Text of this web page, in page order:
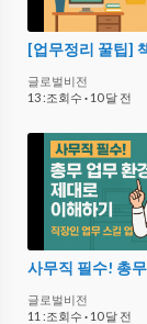
글로벌비전
13 :조회수 · 10 달 전
글로벌비전
11 :조회수 · 10 달 전